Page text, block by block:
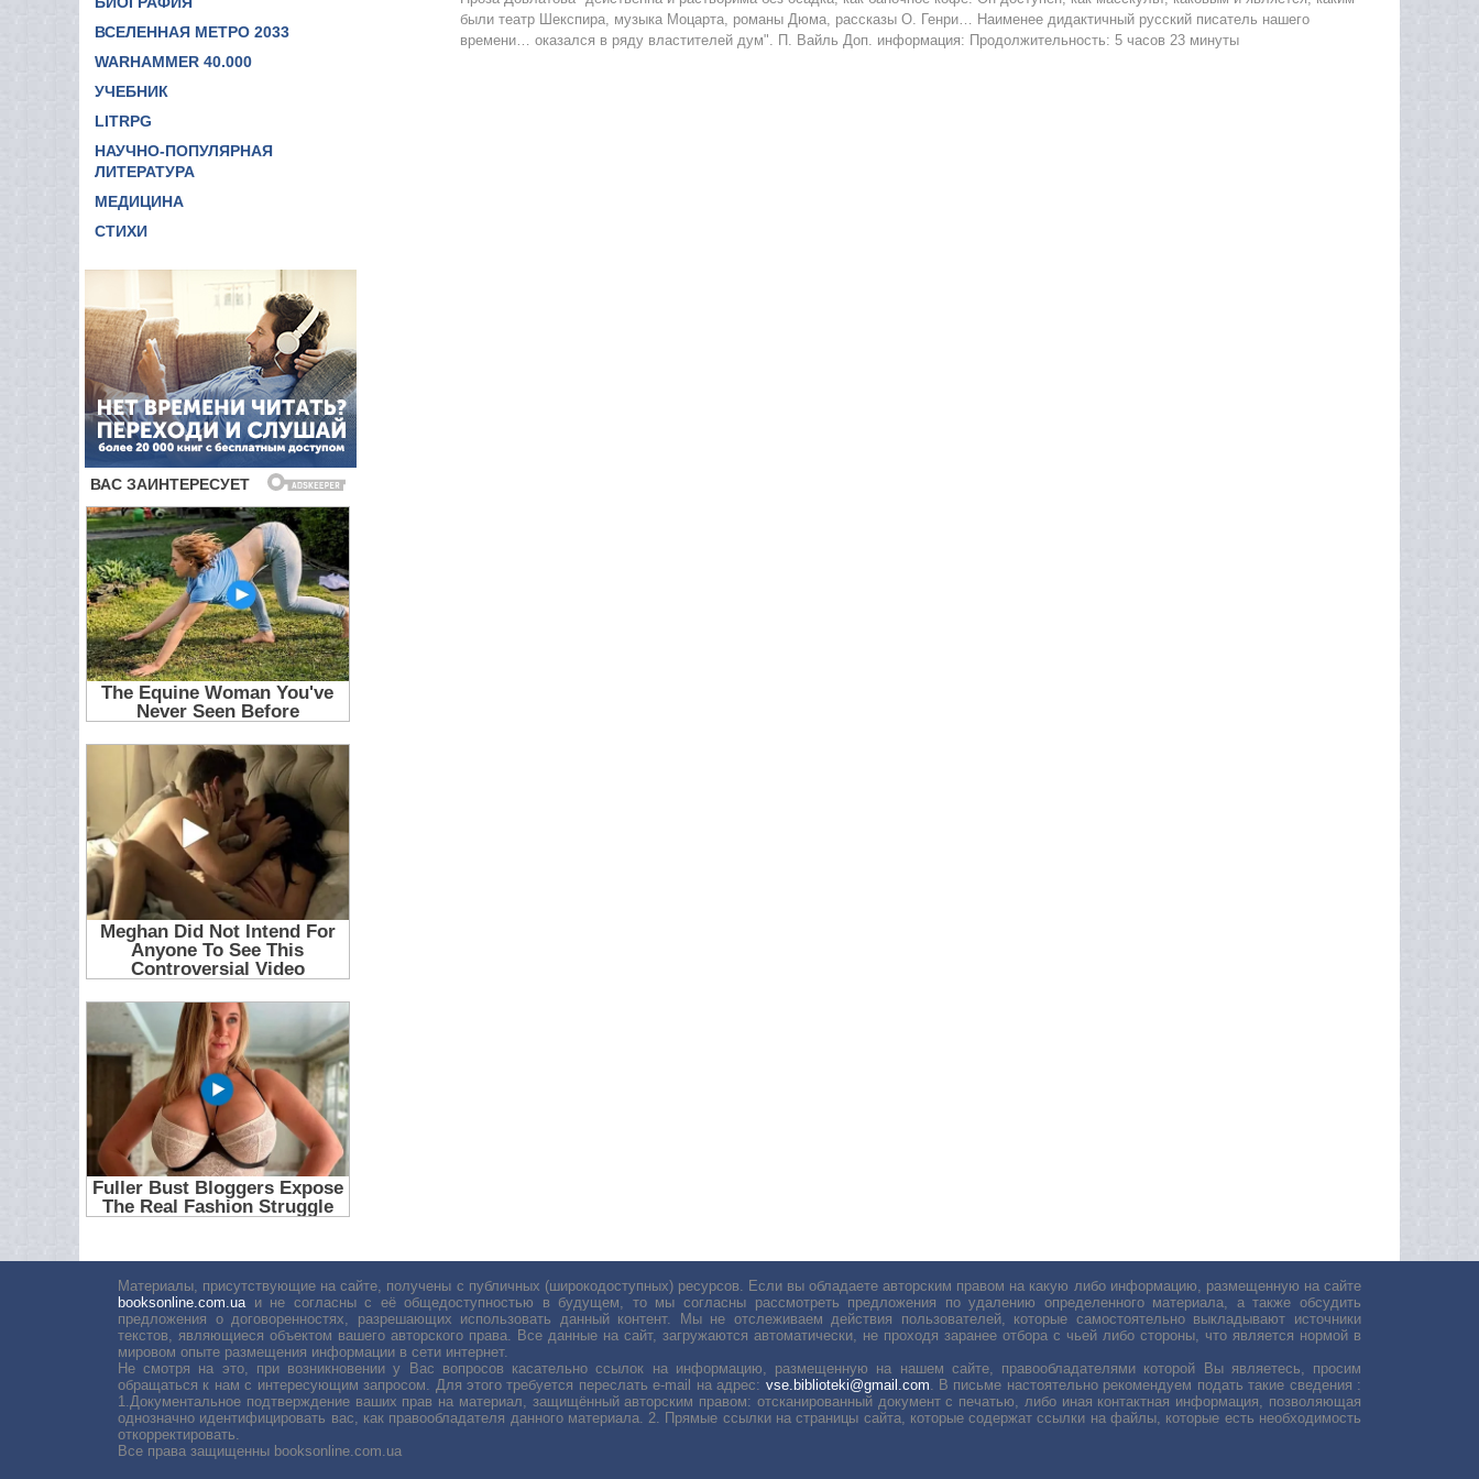
ВСЕЛЕННАЯ МЕТРО 2033
WARHAMMER 40.000
УЧЕБНИК
LITRPG
НАУЧНО-ПОПУЛЯРНАЯ
ЛИТЕРАТУРА
МЕДИЦИНА
СТИХИ
были театр Шекспира, музыка Моцарта, романы Дюма, рассказы О. Генри… Наименее дидактичный русский писатель нашего
времени… оказался в ряду властителей дум". П. Вайль Доп. информация: Продолжительность: 5 часов 23 минуты
Материалы, присутствующие на сайте, получены с публичных (широкодоступных) ресурсов. Если вы обладаете авторским правом на какую либо информацию, размещенную на сайте
booksonline.com.uaи не согласны с её общедоступностью в будущем, то мы согласны рассмотреть предложения по удалению определенного материала, а также обсудить
предложения о договоренностях, разрешающих использовать данный контент. Мы не отслеживаем действия пользователей, которые самостоятельно выкладывают источники
текстов, являющиеся объектом вашего авторского права. Все данные на сайт, загружаются автоматически, не проходя заранее отбора с чьей либо стороны, что является нормой в
мировом опыте размещения информации в сети интернет.
Не смотря на это, при возникновении у Вас вопросов касательно ссылок на информацию, размещенную на нашем сайте, правообладателями которой Вы являетесь, просим
обращаться к нам с интересующим запросом. Для этого требуется переслать е-mail на адрес: vse.biblioteki@gmail.com. В письме настоятельно рекомендуем подать такие сведения :
1.Документальное подтверждение ваших прав на материал, защищённый авторским правом: отсканированный документ с печатью, либо иная контактная информация, позволяющая
однозначно идентифицировать вас, как правообладателя данного материала. 2. Прямые ссылки на страницы сайта, которые содержат ссылки на файлы, которые есть необходимость
откорректировать.
Все права защищенны booksonline.com.ua